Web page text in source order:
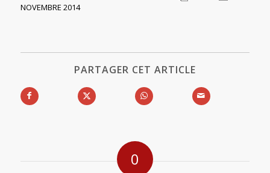
NOVEMBRE 2014
PARTAGER CET ARTICLE
0